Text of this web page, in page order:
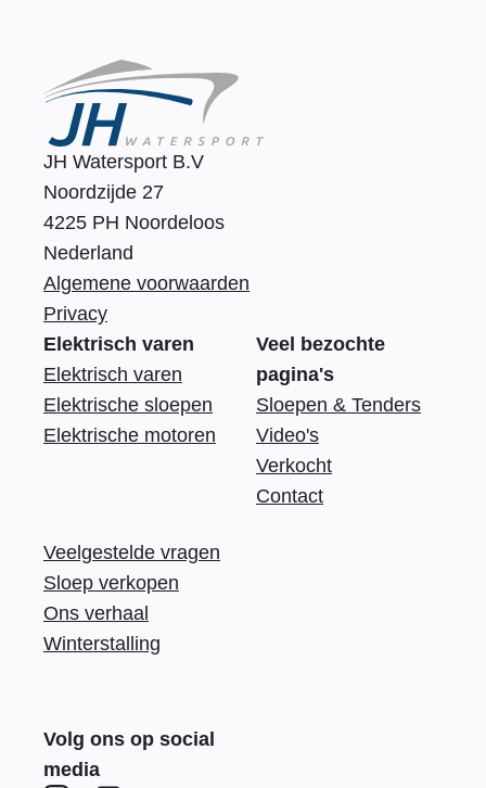
JH Watersport B.V
Noordzijde 27
4225 PH Noordeloos
Nederland
Algemene voorwaarden
Privacy
Elektrisch varen
Elektrisch varen
Elektrische sloepen
Elektrische motoren
Veel bezochte
pagina's
Sloepen & Tenders
Video's
Verkocht
Contact
Veelgestelde vragen
Sloep verkopen
Ons verhaal
Winterstalling
Volg ons op social
media